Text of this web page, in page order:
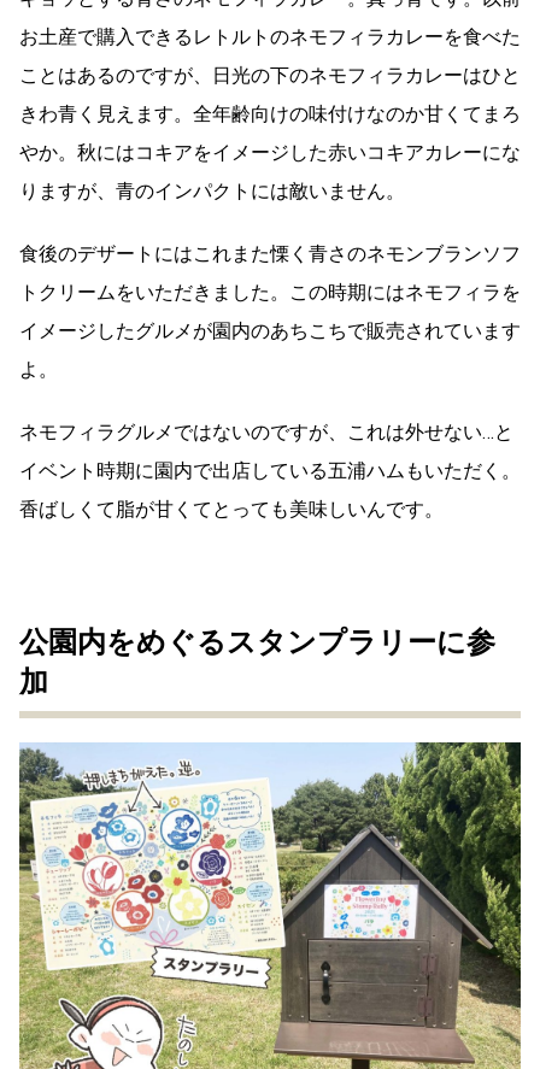
お土産で購入できるレトルトのネモフィラカレーを食べた
ことはあるのですが、日光の下のネモフィラカレーはひと
きわ青く見えます。全年齢向けの味付けなのか甘くてまろ
やか。秋にはコキアをイメージした赤いコキアカレーにな
りますが、青のインパクトには敵いません。
食後のデザートにはこれまた慄く青さのネモンブランソフ
トクリームをいただきました。この時期にはネモフィラを
イメージしたグルメが園内のあちこちで販売されています
よ。
ネモフィラグルメではないのですが、これは外せない…と
イベント時期に園内で出店している五浦ハムもいただく。
香ばしくて脂が甘くてとっても美味しいんです。
公園内をめぐるスタンプラリーに参
加